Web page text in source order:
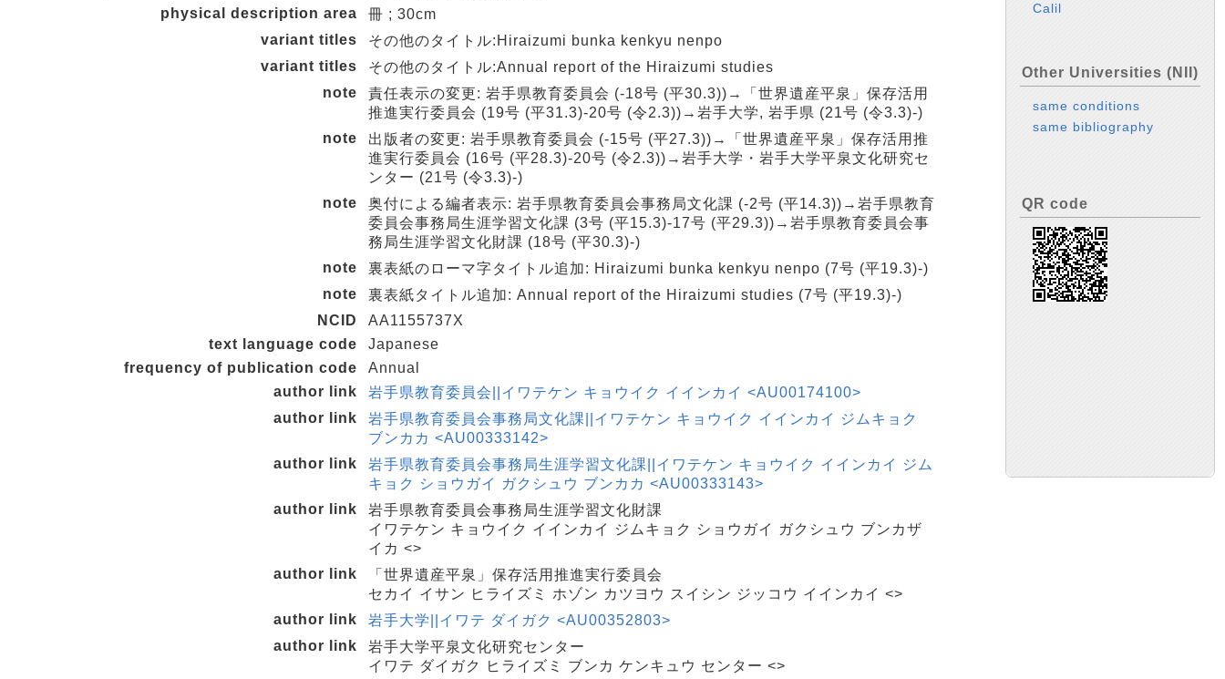
physical description area
冊 ; 30cm
variant titles
その他のタイトル:Hiraizumi bunka kenkyu nenpo
variant titles
その他のタイトル:Annual report of the Hiraizumi studies
note
責任表示の変更: 岩手県教育委員会 (-18号 (平30.3))→「世界遺産平泉」保存活用
推進実行委員会 (19号 (平31.3)-20号 (令2.3))→岩手大学, 岩手県 (21号 (令3.3)-)
note
出版者の変更: 岩手県教育委員会 (-15号 (平27.3))→「世界遺産平泉」保存活用推
進実行委員会 (16号 (平28.3)-20号 (令2.3))→岩手大学・岩手大学平泉文化研究セ
ンター (21号 (令3.3)-)
note
奥付による編者表示: 岩手県教育委員会事務局文化課 (-2号 (平14.3))→岩手県教育
委員会事務局生涯学習文化課 (3号 (平15.3)-17号 (平29.3))→岩手県教育委員会事
務局生涯学習文化財課 (18号 (平30.3)-)
note
裏表紙のローマ字タイトル追加: Hiraizumi bunka kenkyu nenpo (7号 (平19.3)-)
note
裏表紙タイトル追加: Annual report of the Hiraizumi studies (7号 (平19.3)-)
NCID
AA1155737X
text language code
Japanese
frequency of publication code
Annual
author link
岩手県教育委員会||イワテケン キョウイク イインカイ <AU00174100>
author link
岩手県教育委員会事務局文化課||イワテケン キョウイク イインカイ ジムキョク
ブンカカ <AU00333142>
author link
岩手県教育委員会事務局生涯学習文化課||イワテケン キョウイク イインカイ ジム
キョク ショウガイ ガクシュウ ブンカカ <AU00333143>
author link
岩手県教育委員会事務局生涯学習文化財課
イワテケン キョウイク イインカイ ジムキョク ショウガイ ガクシュウ ブンカザ
イカ <>
author link
「世界遺産平泉」保存活用推進実行委員会
セカイ イサン ヒライズミ ホゾン カツヨウ スイシン ジッコウ イインカイ <>
author link
岩手大学||イワテ ダイガク <AU00352803>
author link
岩手大学平泉文化研究センター
イワテ ダイガク ヒライズミ ブンカ ケンキュウ センター <>
Calil
Other Universities (NII)
same conditions
same bibliography
QR code